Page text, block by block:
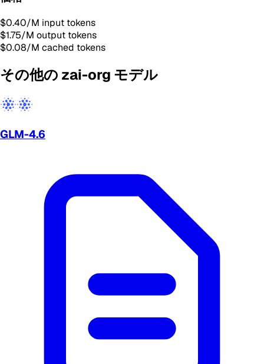
$0.40/M input tokens
$1.75/M output tokens
$0.08/M cached tokens
その他の zai-org モデル
GLM-4.6